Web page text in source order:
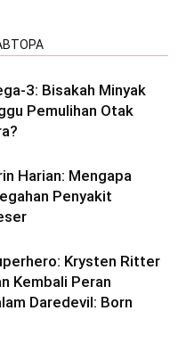
3: Bisakah Minyak
Pemulihan Otak
Harian: Mengapa
Penyakit
Krysten Ritter
Kembali Peran
Daredevil: Born